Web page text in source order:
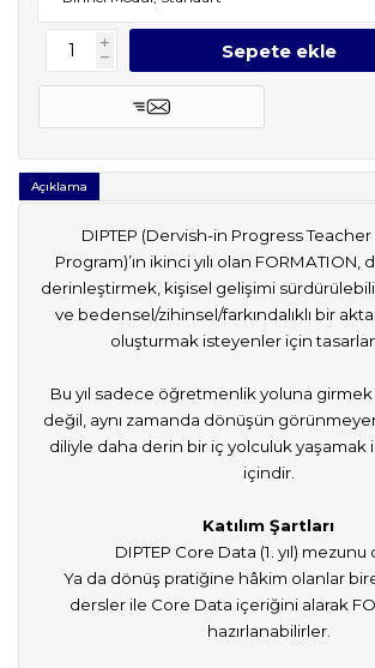
i
h
Açıklama
DIPTEP (Dervish-in Progress
Program)’ın ikinci yılı olan
derinleştirmek, kişisel gelişimi
ve bedensel/zihinsel/farkındalıklı bir
oluşturmak isteyenler için
Bu yıl sadece öğretmenlik yoluna
değil, aynı zamanda dönüşün
diliyle daha derin bir iç yolculuk
içindir.
Katılım Şartları
DIPTEP Core Data (1. yıl) mezunu
Ya da dönüş pratiğine hâkim olanlar
dersler ile Core Data içeriğini alarak
hazırlanabilirler.